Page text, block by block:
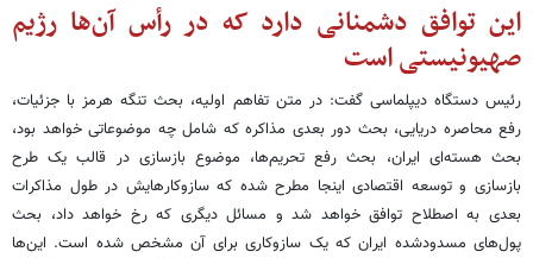
این توافق دشمنانی دارد که در رأس آن‌ها رژیم
صهیونیستی است
رئیس دستگاه دیپلماسی گفت: در متن تفاهم اولیه، بحث تنگه هرمز با جزئیات،
رفع محاصره دریایی، بحث دور بعدی مذاکره که شامل چه موضوعاتی خواهد بود،
بحث هسته‌ای ایران، بحث رفع تحریم‌ها، موضوع بازسازی در قالب یک طرح
بازسازی و توسعه اقتصادی اینجا مطرح شده که سازوکارهایش در طول مذاکرات
بعدی به اصطلاح توافق خواهد شد و مسائل دیگری که رخ خواهد داد، بحث
پول‌های مسدودشده ایران که یک سازوکاری برای آن مشخص شده است. این‌ها